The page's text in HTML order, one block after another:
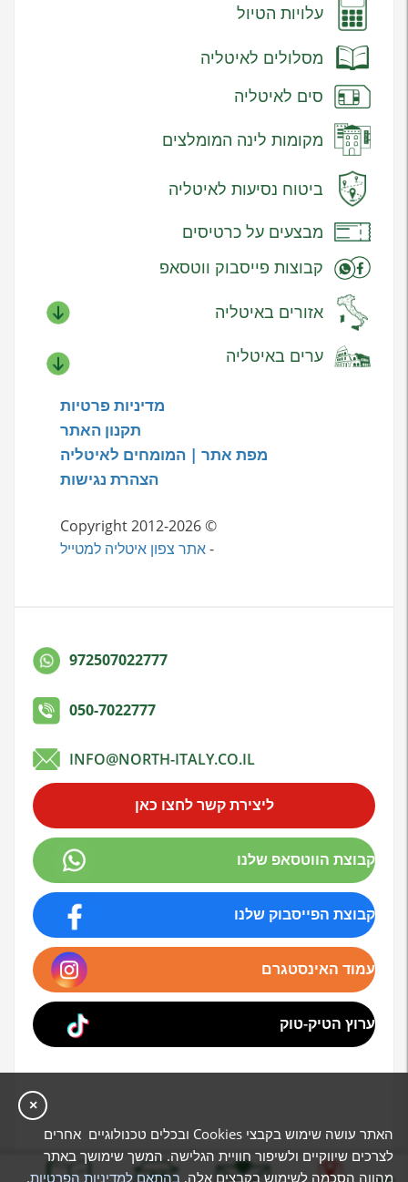
972507022777
050-7022777
INFO@NORTH-ITALY.CO.IL
ליצירת קשר לחצו כאן
קבוצת הווטסאפ שלנו
קבוצת הפייסבוק שלנו
עמוד האינסטגרם
ערוץ הטיק-טוק
עלויות הטיול
מסלולים לאיטליה
סים לאיטליה
מקומות לינה המומלצים
ביטוח נסיעות לאיטליה
מבצעים על כרטיסים
קבוצות פייסבוק ווטסאפ
אזורים באיטליה
ערים באיטליה
מדיניות פרטיות
תקנון האתר
מפת אתר | המומחים לאיטליה
הצהרת נגישות
© Copyright 2012-2026
-אתר צפון איטליה למטייל
×
האתר עושה שימוש בקבצי Cookies ובכלים טכנולוגיים אחרים
לצרכים שיווקיים ולשיפור חוויית הגלישה. המשך שימושך באתר
מהווה הסכמה לשימוש בקבצים אלה, בהתאם למדיניות הפרטיות.